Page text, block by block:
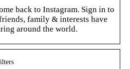
back to Instagram. Sign in to
family & interests have
around the world.